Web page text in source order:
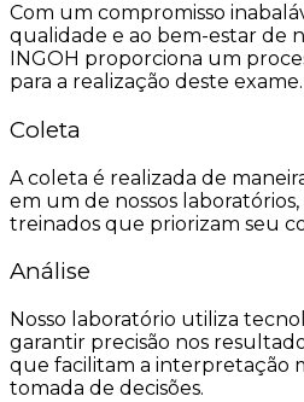
Com um compromisso
qualidade e ao bem-estar de
INGOH proporciona um
para a realização deste exame.
Coleta
A coleta é realizada de
em um de nossos
treinados que priorizam seu
Análise
Nosso laboratório utiliza
garantir precisão nos
que facilitam a interpretação
tomada de decisões.